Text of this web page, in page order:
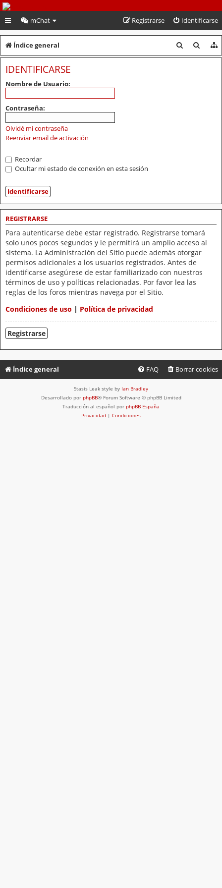
PeruVoley.com
mChat Identificarse
Registrarse
Índice general
u
u
IDENTIFICARSE
Nombre de Usuario:
Contraseña:
Olvidé mi contraseña
Reenviar email de activación
Recordar
Ocultar mi estado de conexión en esta sesión
REGISTRARSE
Para autenticarse debe estar registrado. Registrarse tomará
solo unos pocos segundos y le permitirá un amplio acceso al
sistema. La Administración del Sitio puede además otorgar
permisos adicionales a los usuarios registrados. Antes de
identificarse asegúrese de estar familiarizado con nuestros
términos de uso y políticas relacionadas. Por favor lea las
reglas de los foros mientras navega por el Sitio.
Condiciones de uso | Política de privacidad
Registrarse
Índice general Borrar cookies
FAQ
Stasis Leak style by Ian Bradley
Desarrollado por phpBB® Forum Software © phpBB Limited
Traducción al español por phpBB España
Privacidad | Condiciones